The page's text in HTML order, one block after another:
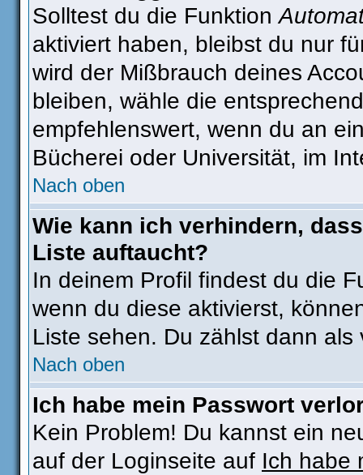
Solltest du die Funktion
aktiviert haben, bleibst du nur
wird der Mißbrauch deines
bleiben, wähle die
empfehlenswert, wenn du an
Bücherei oder Universität, im
Nach oben
Wie kann ich verhindern,
Liste auftaucht?
In deinem Profil findest du die
wenn du diese aktivierst,
Liste sehen. Du zählst dann als
Nach oben
Ich habe mein Passwort
Kein Problem! Du kannst ein
auf der Loginseite auf Ich habe